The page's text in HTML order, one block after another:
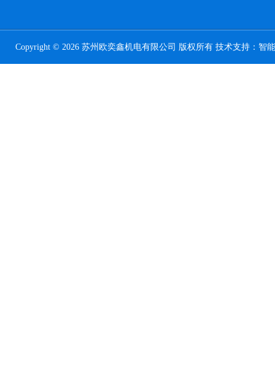
Copyright © 2026 苏州欧奕鑫机电有限公司 版权所有 技术支持： 智